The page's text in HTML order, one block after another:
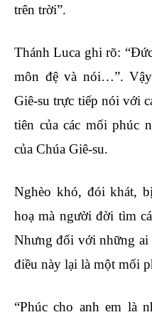
trên trời”.
Thánh Luca ghi rõ:
môn đệ và nói…”.
Giê-su trực tiếp nói với
tiên của các mối phúc
của Chúa Giê-su.
Nghèo khó, đói khát,
hoạ mà người đời tìm
Nhưng đối với những
điều này lại là một mối
“Phúc cho anh em là